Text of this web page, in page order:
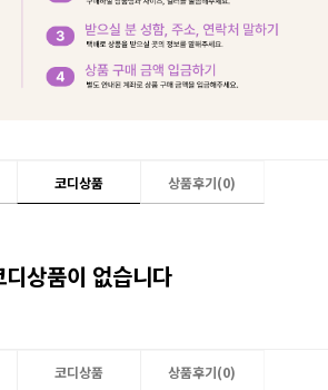
코디상품 상품후기(0)
디상품이 없습니다
코디상품 상품후기(0)